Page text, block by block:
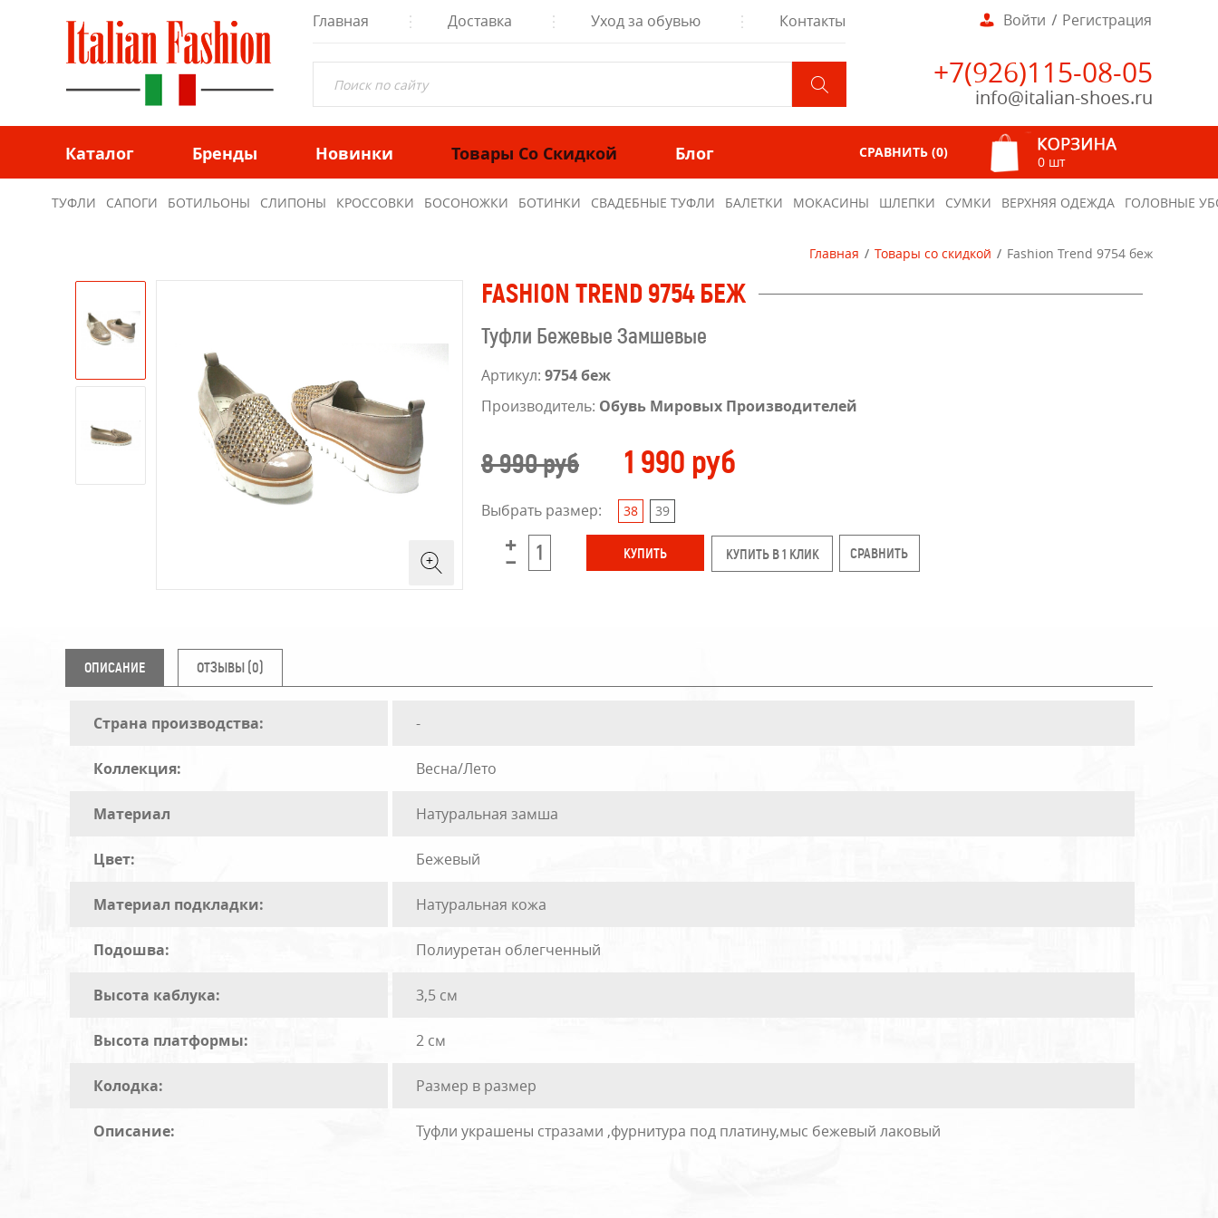
Главная Доставка Уход за обувью Контакты Войти Регистрация
+7(926)115-08-05
info@italian-shoes.ru
Каталог Бренды Новинки Товары Со Скидкой Блог 0 шт
СРАВНИТЬ (0)
ТУФЛИ САПОГИ БОТИЛЬОНЫ СЛИПОНЫ КРОССОВКИ БОСОНОЖКИ БОТИНКИ СВАДЕБНЫЕ ТУФЛИ БАЛЕТКИ МОКАСИНЫ ШЛЕПКИ СУМКИ ВЕРХНЯЯ ОДЕЖДА ГОЛОВНЫЕ
Главная Товары со скидкой Fashion Trend 9754 беж
FASHION TREND 9754 БЕЖ
Туфли Бежевые Замшевые
Артикул: 9754 беж
Производитель: Обувь Мировых Производителей
8 990 руб 1 990 руб
Выбрать размер: 38 39
КУПИТЬ В 1 КЛИК
ОПИСАНИЕ ОТЗЫВЫ (0)
Страна производства: -
Коллекция: Весна/Лето
Материал Натуральная замша
Цвет: Бежевый
Материал подкладки: Натуральная кожа
Подошва: Полиуретан облегченный
Высота каблука: 3,5 см
Высота платформы: 2 см
Колодка: Размер в размер
Описание: Туфли украшены стразами ,фурнитура под платину,мыс бежевый лаковый